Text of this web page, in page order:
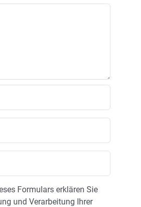
Formulars erklären Sie
und Verarbeitung Ihrer